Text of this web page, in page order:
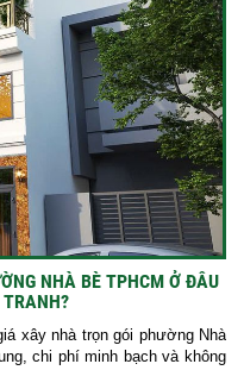
NHÀ BÈ TPHCM Ở ĐÂU
xây nhà trọn gói phường Nhà
chi phí minh bạch và không